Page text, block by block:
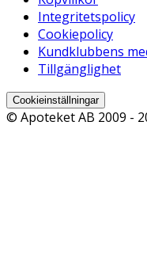
Integritetspolicy
Cookiepolicy
Kundklubbens
Tillgänglighet
Cookieinställningar
© Apoteket AB 2009 -